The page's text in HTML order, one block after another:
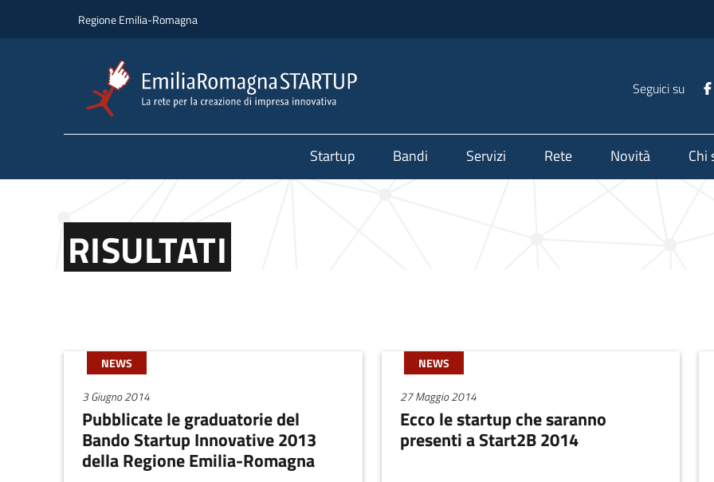
Regione Emilia-Romagna
Seguici su
Startup Bandi Servizi Rete Novità Chi
RISULTATI
NEWS
3 Giugno 2014
Pubblicate le graduatorie del
Bando Startup Innovative 2013
della Regione Emilia-Romagna
NEWS
27 Maggio 2014
Ecco le startup che saranno
presenti a Start2B 2014